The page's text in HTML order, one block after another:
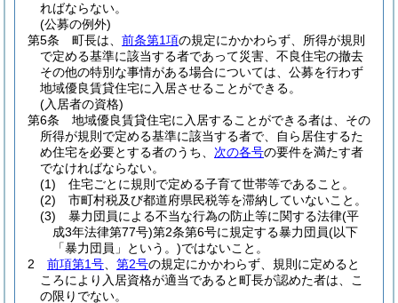
ればならない。
(公募の例外)
第5条
町長は、 前条第1項の規定にかかわらず、所得が規則
で定める基準に該当する者であって災害、不良住宅の撤去
その他の特別な事情がある場合については、公募を行わず
地域優良賃貸住宅に入居させることができる。
(入居者の資格)
第6条
地域優良賃貸住宅に入居することができる者は、その
所得が規則で定める基準に該当する者で、自ら居住するた
め住宅を必要とする者のうち、 次の各号の要件を満たす者
でなければならない。
(1)
住宅ごとに規則で定める子育て世帯等であること。
(2)
市町村税及び都道府県民税等を滞納していないこと。
(3)
暴力団員による不当な行為の防止等に関する法律(平
成3年法律第77号)第2条第6号に規定する暴力団員(以下
「暴力団員」という。)ではないこと。
2
前項第1号 第2号の規定にかかわらず、規則に定めると
ころにより入居資格が適当であると町長が認めた者は、こ
の限りでない。